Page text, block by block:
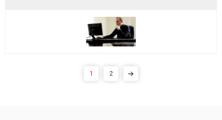
1 2